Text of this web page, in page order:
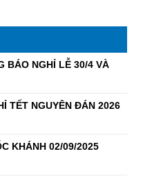
BÁO NGHỈ LỄ 30/4 VÀ
TẾT NGUYÊN ĐÁN 2026
KHÁNH 02/09/2025